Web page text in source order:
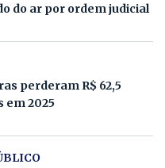
do ar por ordem judicial
perderam R$ 62,5
em 2025